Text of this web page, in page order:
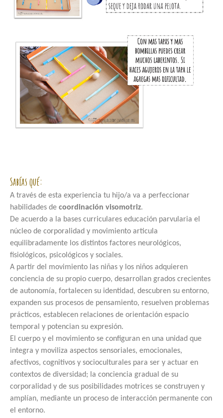
Sabías qué:
A través de esta experiencia tu hijo/a va a perfeccionar
habilidades de coordinación visomotriz.
De acuerdo a la bases curriculares educación parvularia el
núcleo de corporalidad y movimiento articula
equilibradamente los distintos factores neurológicos,
fisiológicos, psicológicos y sociales.
A partir del movimiento las niñas y los niños adquieren
conciencia de su propio cuerpo, desarrollan grados crecientes
de autonomía, fortalecen su identidad, descubren su entorno,
expanden sus procesos de pensamiento, resuelven problemas
prácticos, establecen relaciones de orientación espacio
temporal y potencian su expresión.
El cuerpo y el movimiento se configuran en una unidad que
integra y moviliza aspectos sensoriales, emocionales,
afectivos, cognitivos y socioculturales para ser y actuar en
contextos de diversidad; la conciencia gradual de su
corporalidad y de sus posibilidades motrices se construyen y
amplían, mediante un proceso de interacción permanente con
el entorno.